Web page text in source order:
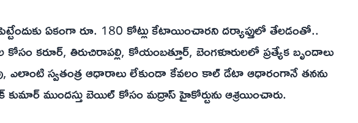
ఏకంగా రూ. 180 కోట్లు కేటాయించారని దర్యాప్తులో తేలడంతో..
కరూర్, తిరుచిరాపల్లి, కోయంబత్తూర్, బెంగళూరులలో ప్రత్యేక బృందాలు
ఎలాంటి స్వతంత్ర ఆధారాలు లేకుండా కేవలం కాల్ డేటా ఆధారంగానే తనను
కుమార్ ముందస్తు బెయిల్ కోసం మద్రాస్ హైకోర్టును ఆశ్రయించారు.